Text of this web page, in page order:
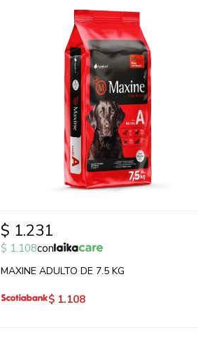
$ 1.231
$ 1.108con
MAXINE ADULTO DE 7.5 KG
$ 1.108